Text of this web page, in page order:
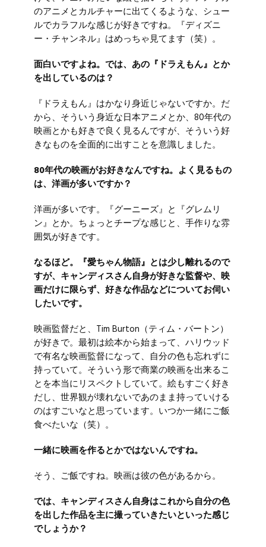
のアニメとカルチャーに出てくるような、シュー
ルでカラフルな感じが好きですね。『ディズニ
ー・チャンネル』はめっちゃ見てます（笑）。
面白いですよね。では、あの『ドラえもん』とか
を出しているのは？
『ドラえもん』はかなり身近じゃないですか。だ
から、そういう身近な日本アニメとか、80年代の
映画とかも好きで良く見るんですが、そういう好
きなものを全面的に出すことを意識しました。
80年代の映画がお好きなんですね。よく見るもの
は、洋画が多いですか？
洋画が多いです。『グーニーズ』と『グレムリ
ン』とか。ちょっとチープな感じと、手作りな雰
囲気が好きです。
なるほど。『愛ちゃん物語』とは少し離れるので
すが、キャンディスさん自身が好きな監督や、映
画だけに限らず、好きな作品などについてお伺い
したいです。
映画監督だと、 Tim Burton （ティム・バートン）
が好きで。最初は絵本から始まって、ハリウッド
で有名な映画監督になって、自分の色も忘れずに
持っていて。そういう形で商業の映画を出来るこ
とを本当にリスペクトしていて。絵もすごく好き
だし、世界観が壊れないであのまま持っていける
のはすごいなと思っています。いつか一緒にご飯
食べたいな（笑）。
一緒に映画を作るとかではないんですね。
そう、ご飯ですね。映画は彼の色があるから。
では、キャンディスさん自身はこれから自分の色
を出した作品を主に撮っていきたいといった感じ
でしょうか？